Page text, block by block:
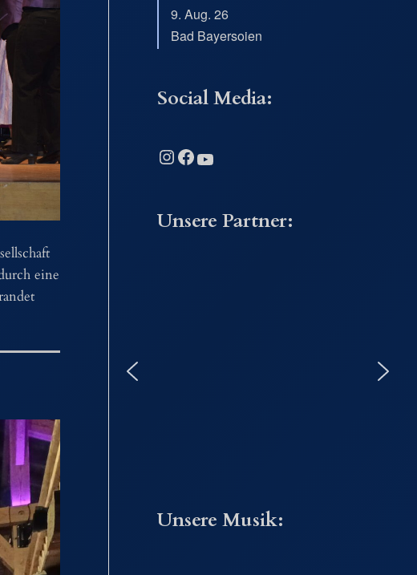
eine
9. Aug. 26
Bad Bayersoien
Social Media:
Instagram Facebook YouTube
Unsere Partner:
Unsere Musik: